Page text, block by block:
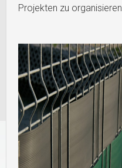
Projekten zu organisieren